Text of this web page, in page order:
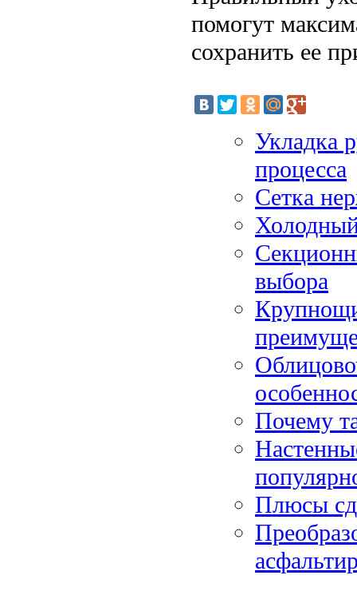
помогут
сохранить ее
Укладка
процесса
Сетка
Холодный
выбора
Почему
Плюсы